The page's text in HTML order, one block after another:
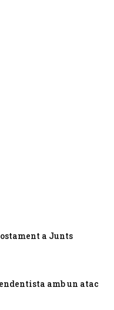
a Junts
amb un atac